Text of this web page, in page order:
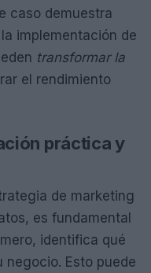
caso demuestra
implementación de
transformar la
el rendimiento
práctica y
de marketing
es fundamental
identifica qué
negocio. Esto puede